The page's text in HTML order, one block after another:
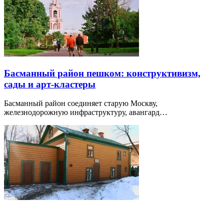
Басманный район пешком: конструктивизм,
сады и арт-кластеры
Басманный район соединяет старую Москву,
железнодорожную инфраструктуру, авангард…